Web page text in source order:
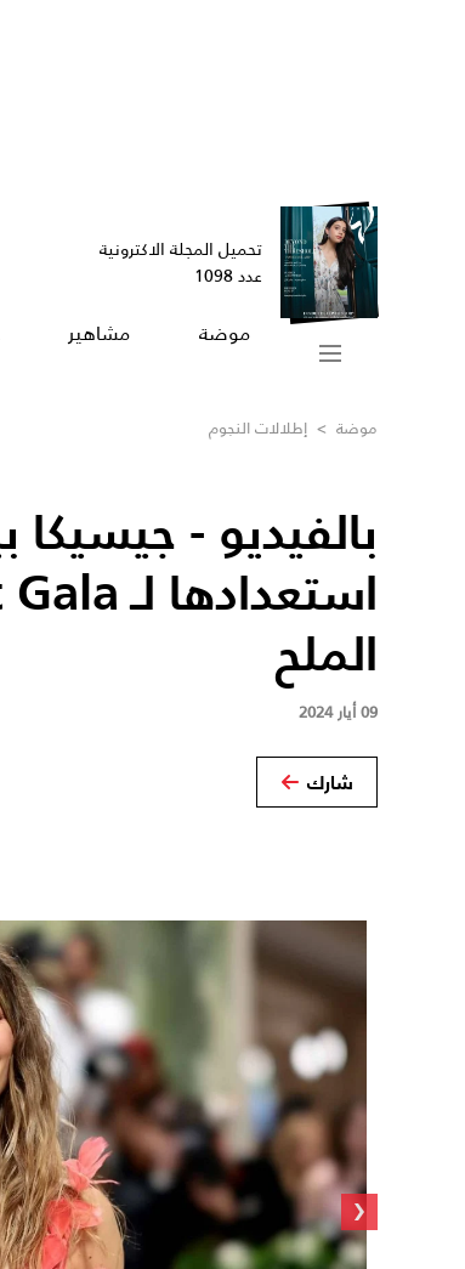
تحميل المجلة الاكترونية
عدد 1098
موضة مشاهير
موضة > إطلالات النجوم
بالفيديو -
الملح
09 أيار 2024
شارك
‹